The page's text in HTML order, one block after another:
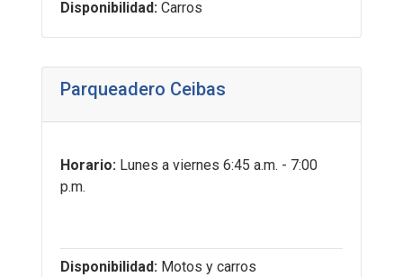
Disponibilidad: Carros
Parqueadero Ceibas
Horario: Lunes a viernes 6:45 a.m. - 7:00
p.m.
Disponibilidad: Motos y carros